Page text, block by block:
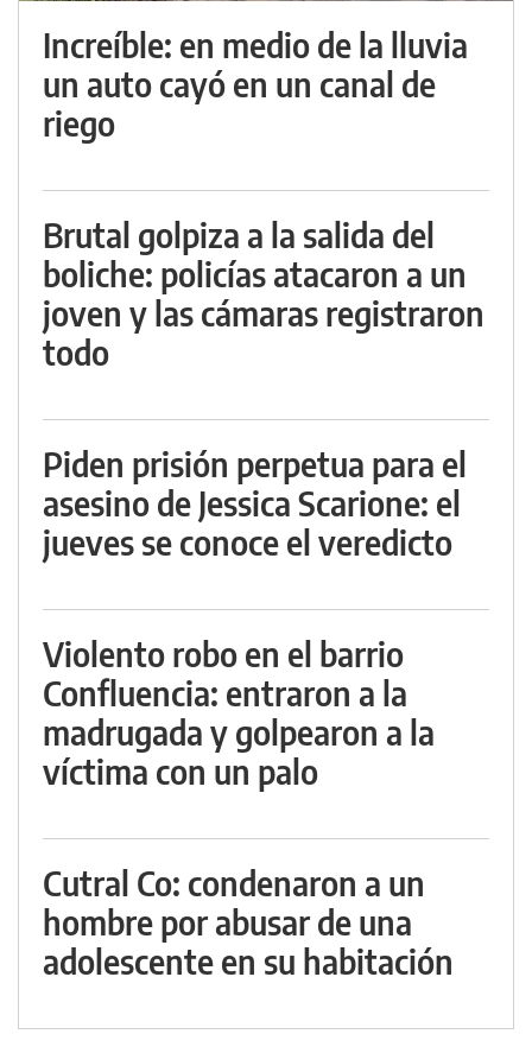
Increíble: en medio de la lluvia
un auto cayó en un canal de
riego
Brutal golpiza a la salida del
boliche: policías atacaron a un
joven y las cámaras registraron
todo
Piden prisión perpetua para el
asesino de Jessica Scarione: el
jueves se conoce el veredicto
Violento robo en el barrio
Confluencia: entraron a la
madrugada y golpearon a la
víctima con un palo
Cutral Co: condenaron a un
hombre por abusar de una
adolescente en su habitación